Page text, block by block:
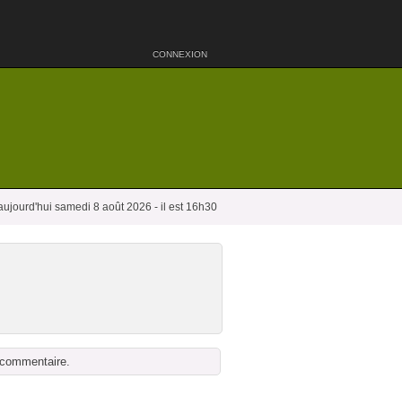
CONNEXION
samedi 8 août 2026 - il est 16h30